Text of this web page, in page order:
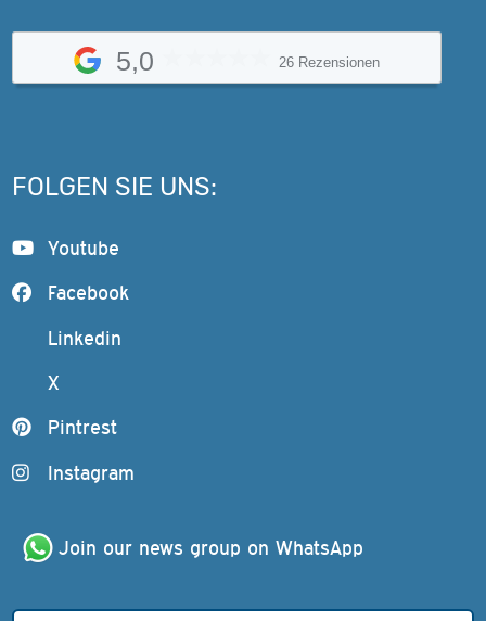
5,0 26 Rezensionen
FOLGEN SIE UNS:
Youtube
Facebook
Linkedin
X
Pintrest
Instagram
Join our news group on WhatsApp